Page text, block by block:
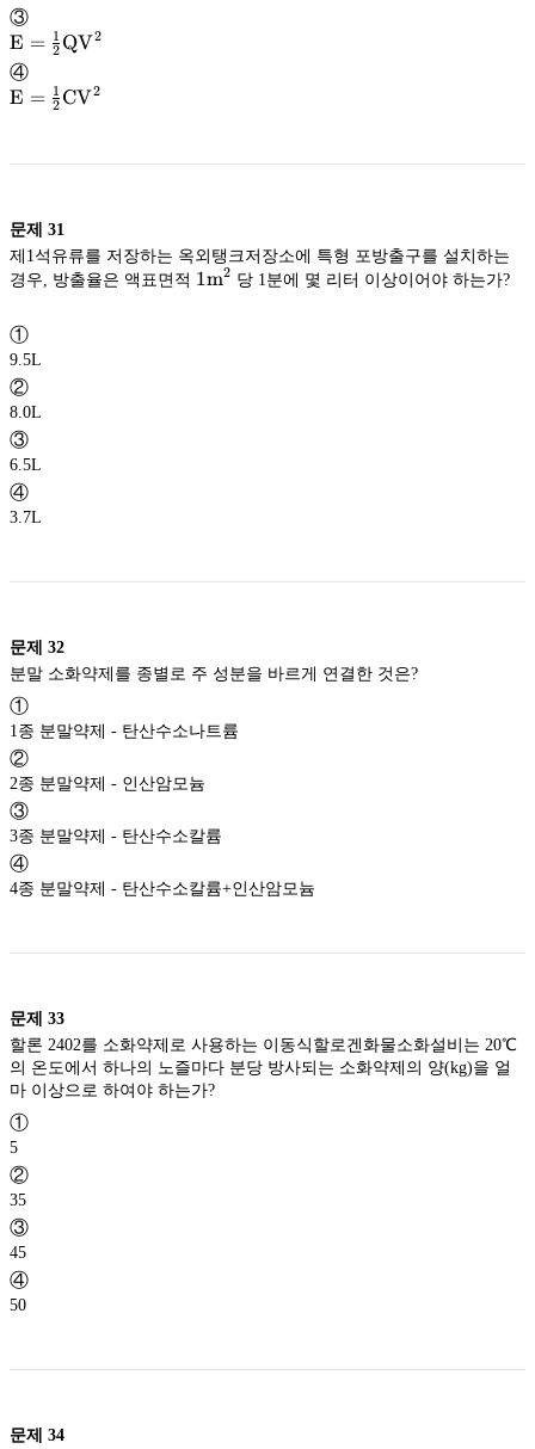
{2}
C
Q^2
\mathrm{E}
E
= \frac{1}
{2}
C^2
V
③
\rm
\mathrm{E}
E
= \frac{1}
V^2
E = 2
1 QV2
④
\rm
V^2
E = 2
1 CV2
문제 31
제1석유류를 저장하는 옥외탱크저장소에 특형 포방출구를 설치하는
경우, 방출율은 액표면적 1
1m2 당 1분에 몇 리터 이상이어야 하는가?
①
9.5L
②
8.0L
③
6.5L
④
3.7L
문제 32
①
1종 분말약제 - 탄산수소나트륨
②
2종 분말약제 - 인산암모늄
③
3종 분말약제 - 탄산수소칼륨
④
4종 분말약제 - 탄산수소칼륨+인산암모늄
문제 33
할론 2402를 소화약제로 사용하는 이동식할로겐화물소화설비는 20℃
의 온도에서 하나의 노즐마다 분당 방사되는 소화약제의 양(kg)을 얼
①
5
②
35
③
45
④
50
문제 34